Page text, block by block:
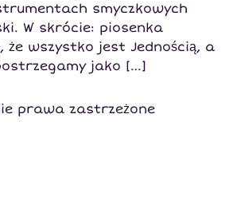
smyczkowych
W skrócie: piosenka
że wszystko jest Jednością, a
jako […]
prawa zastrzeżone